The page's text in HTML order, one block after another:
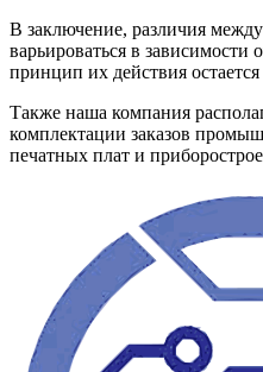
В заключение, различия
варьироваться в зависимости
принцип их действия
Также наша компания
комплектации заказов
печатных плат и